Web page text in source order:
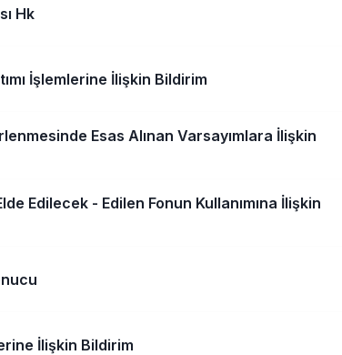
Hk
İşlemlerine İlişkin Bildirim
Esas Alınan Varsayımlara İlişkin
Edilecek - Edilen Fonun Kullanımına İlişkin
İlişkin Bildirim